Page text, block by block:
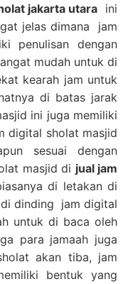
jakarta utara ini
jelas dimana jam
penulisan dengan
mudah untuk di
kearah jam untuk
di batas jarak
ini juga memiliki
digital sholat masjid
sesuai dengan
masjid di jual jam
di letakan di
dinding jam digital
untuk di baca oleh
para jamaah juga
akan tiba, jam
bentuk yang